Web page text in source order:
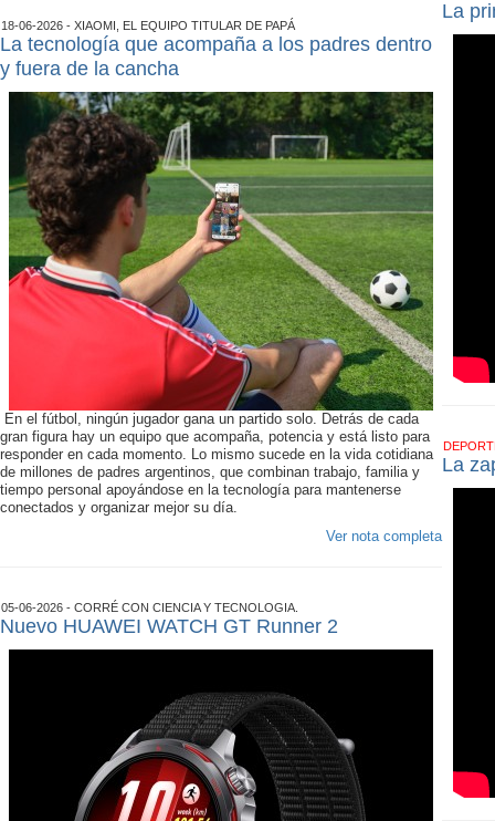
18-06-2026 - XIAOMI, EL EQUIPO TITULAR DE PAPÁ
La tecnología que acompaña a los padres dentro
y fuera de la cancha
En el fútbol, ningún jugador gana un partido solo. Detrás de cada
gran figura hay un equipo que acompaña, potencia y está listo para
responder en cada momento. Lo mismo sucede en la vida cotidiana
de millones de padres argentinos, que combinan trabajo, familia y
tiempo personal apoyándose en la tecnología para mantenerse
conectados y organizar mejor su día.
Ver nota completa
05-06-2026 - CORRÉ CON CIENCIA Y TECNOLOGIA.
Nuevo HUAWEI WATCH GT Runner 2
La
La